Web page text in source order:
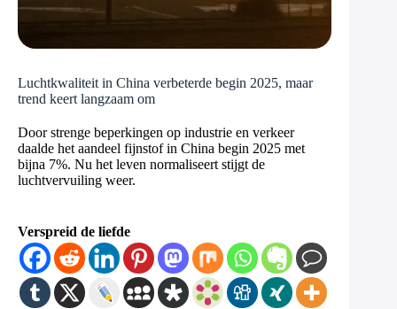
Luchtkwaliteit in China verbeterde begin 2025, maar
trend keert langzaam om
Door strenge beperkingen op industrie en verkeer
daalde het aandeel fijnstof in China begin 2025 met
bijna 7%. Nu het leven normaliseert stijgt de
luchtvervuiling weer.
Verspreid de liefde